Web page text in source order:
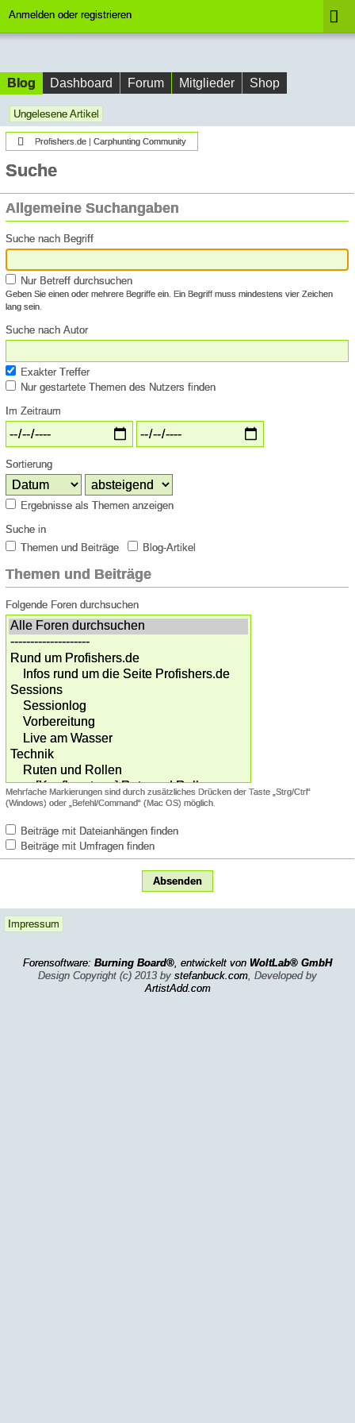
Anmelden oder registrieren
Blog Dashboard Forum Mitglieder Shop
Ungelesene Artikel
Profishers.de | Carphunting Community
Suche
Allgemeine Suchangaben
Suche nach Begriff
Nur Betreff durchsuchen
Geben Sie einen oder mehrere Begriffe ein. Ein Begriff muss mindestens vier Zeichen
lang sein.
Suche nach Autor
Exakter Treffer
Nur gestartete Themen des Nutzers finden
Im Zeitraum
Sortierung
Ergebnisse als Themen anzeigen
Suche in
Themen und Beiträge
Blog-Artikel
Themen und Beiträge
Folgende Foren durchsuchen
Mehrfache Markierungen sind durch zusätzliches Drücken der Taste „Strg/Ctrl“
(Windows) oder „Befehl/Command“ (Mac OS) möglich.
Beiträge mit Dateianhängen finden
Beiträge mit Umfragen finden
Impressum
Forensoftware: Burning Board®, entwickelt von WoltLab® GmbH
Design Copyright (c) 2013 by stefanbuck.com, Developed by
ArtistAdd.com